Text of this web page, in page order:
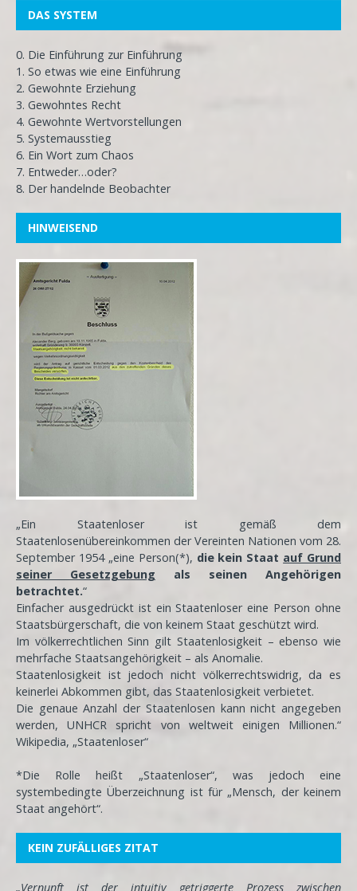
DAS SYSTEM
0. Die Einführung zur Einführung
1. So etwas wie eine Einführung
2. Gewohnte Erziehung
3. Gewohntes Recht
4. Gewohnte Wertvorstellungen
5. Systemausstieg
6. Ein Wort zum Chaos
7. Entweder…oder?
8. Der handelnde Beobachter
HINWEISEND
„Ein Staatenloser ist gemäß dem
Staatenlosenübereinkommen der Vereinten Nationen vom 28.
September 1954 „eine Person(*), die kein Staat auf Grund
seiner Gesetzgebung als seinen Angehörigen
betrachtet.“
Einfacher ausgedrückt ist ein Staatenloser eine Person ohne
Staatsbürgerschaft, die von keinem Staat geschützt wird.
Im völkerrechtlichen Sinn gilt Staatenlosigkeit – ebenso wie
mehrfache Staatsangehörigkeit – als Anomalie.
Staatenlosigkeit ist jedoch nicht völkerrechtswidrig, da es
keinerlei Abkommen gibt, das Staatenlosigkeit verbietet.
Die genaue Anzahl der Staatenlosen kann nicht angegeben
werden, UNHCR spricht von weltweit einigen Millionen.“
Wikipedia, „Staatenloser“
*Die Rolle heißt „Staatenloser“, was jedoch eine
systembedingte Überzeichnung ist für „Mensch, der keinem
Staat angehört“.
KEIN ZUFÄLLIGES ZITAT
„Vernunft ist der intuitiv getriggerte Prozess zwischen